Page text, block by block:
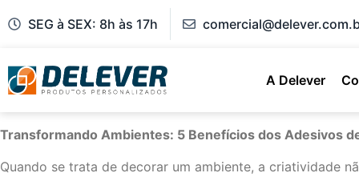
SEG à SEX: 8h às 17h
A Delever
Transformando Ambientes: 5 Benefícios dos Adesivos
Quando se trata de decorar um ambiente, a criatividade